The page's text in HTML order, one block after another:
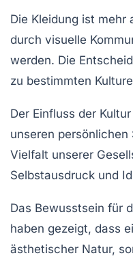
Die Kleidung ist mehr
durch visuelle
werden. Die
zu bestimmten
Der Einfluss der Kultur
unseren
Vielfalt unserer
Selbstausdruck und
Das Bewusstsein für
haben gezeigt, dass
ästhetischer Natur,